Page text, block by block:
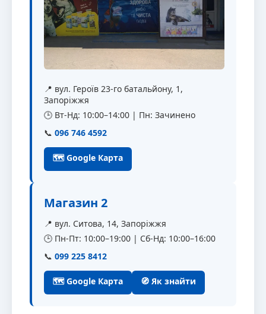
📍 вул. Героїв 23-го батальйону, 1,
Запоріжжя
🕒 Вт-Нд: 10:00–14:00 | Пн: Зачинено
📞 096 746 4592
🗺 Google Карта
Магазин 2
📍 вул. Ситова, 14, Запоріжжя
🕒 Пн-Пт: 10:00–19:00 | Сб-Нд: 10:00–16:00
📞 099 225 8412
🗺 Google Карта 🧭 Як знайти